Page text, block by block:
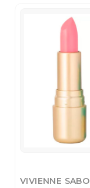
VIVIENNE SABO